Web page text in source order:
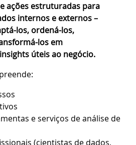
ações estruturadas para
internos e externos –
los, ordená-los,
los em
úteis ao negócio.
e serviços de análise de
(cientistas de dados,